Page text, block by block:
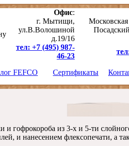
Офис:
г. Мытищи,
ул.В.Волошиной
д.19/16
тел: +7 (495) 987-
46-23
FEFCO Сертификаты
гофрокороба из 3-х и 5-ти
и нанесением флексопечати, а